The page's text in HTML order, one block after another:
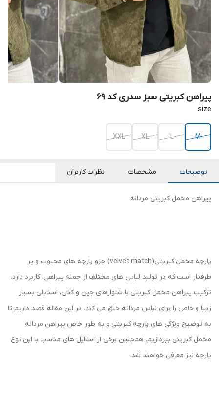
پیراهن کبریتی سبز سدری کد ۶۹
size
M
L
XL
XXL
توضیحات مشخصات نظرات کاربران
پیراهن مخمل کبریتی مردانه
پارچه مخمل کبریتی(velvet match) جزو پارچه های محبوب و پر
طرفدار است که در تولید لباس های مختلف از جمله پیراهن، کاربرد دارد.
ترکیب پیراهن مخمل کبریتی با شلوارهای جین و کتان، استایلی بسیار
زیبا و خاص را برای لباس مردانه خلق می کند. در این مقاله قصد داریم تا
به توضیح ویژگی های پارچه کبریتی و به طور خاص پیراهن مردانه
مخمل کبریتی بپردازیم. همچنین برخی از استایل های مناسب با این نوع
پارچه نیز معرفی خواهند شد.